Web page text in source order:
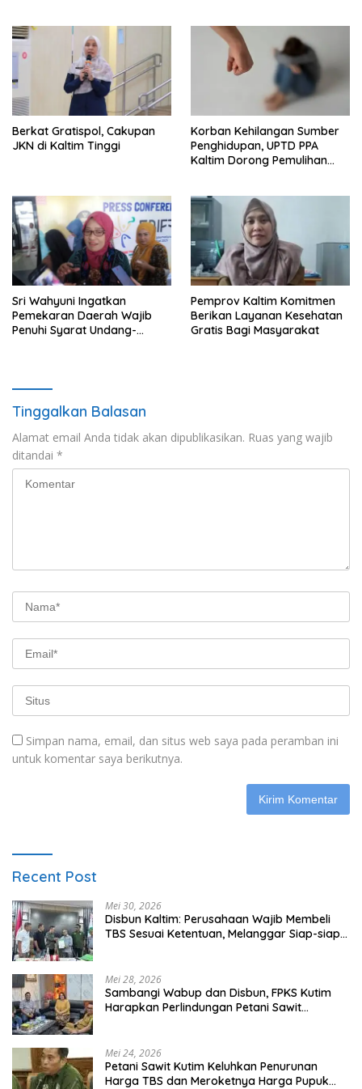
Berkat Gratispol, Cakupan
JKN di Kaltim Tinggi
Korban Kehilangan Sumber
Penghidupan, UPTD PPA
Kaltim Dorong Pemulihan
Sri Wahyuni Ingatkan
Pemekaran Daerah Wajib
Penuhi Syarat Undang-
Pemprov Kaltim Komitmen
Berikan Layanan Kesehatan
Gratis Bagi Masyarakat
Tinggalkan Balasan
Alamat email Anda tidak akan dipublikasikan. Ruas yang wajib
ditandai *
Simpan nama, email, dan situs web saya pada peramban ini
untuk komentar saya berikutnya.
Recent Post
Mei 30, 2026
Disbun Kaltim: Perusahaan Wajib Membeli
TBS Sesuai Ketentuan, Melanggar Siap-siap
Mei 28, 2026
Sambangi Wabup dan Disbun, FPKS Kutim
Harapkan Perlindungan Petani Sawit
Mei 24, 2026
Petani Sawit Kutim Keluhkan Penurunan
Harga TBS dan Meroketnya Harga Pupuk